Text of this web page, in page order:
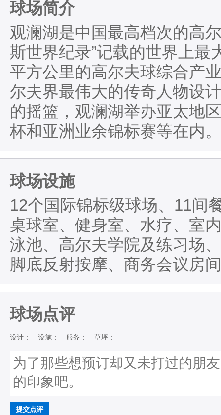
球场简介
观澜湖是中国最高档次的高
斯世界纪录”记载的世界上
平方公里的高尔夫球综合产
尔夫界最伟大的传奇人物设
的摇篮，观澜湖举办亚太地
杯和亚洲业余锦标赛等在内。
球场设施
12个国际锦标级球场、11间
桌球室、健身室、水疗、室
泳池、高尔夫学院及练习场
脚底反射按摩、商务会议房
球场点评
设计： 设施： 服务： 草坪：
提交点评